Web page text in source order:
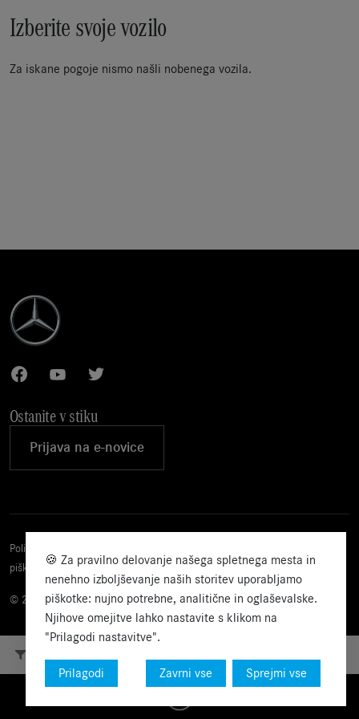
Izberite svoje vozilo
Za iskane pogoje nismo našli nobenega vozila.
Ostanite v stiku
Prijava na e-novice
© 2026 Star Import d.o.o.
Politika
piškotkov
obvestilo
piškotkov
🍪 Za pravilno delovanje našega spletnega mesta in
nenehno izboljševanje naših storitev uporabljamo
piškotke: nujno potrebne, analitične in oglaševalske.
Njihove omejitve lahko nastavite s klikom na
"Prilagodi nastavitve".
Prilagodi Zavrni vse Sprejmi vse